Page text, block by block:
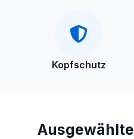
Kopfschutz